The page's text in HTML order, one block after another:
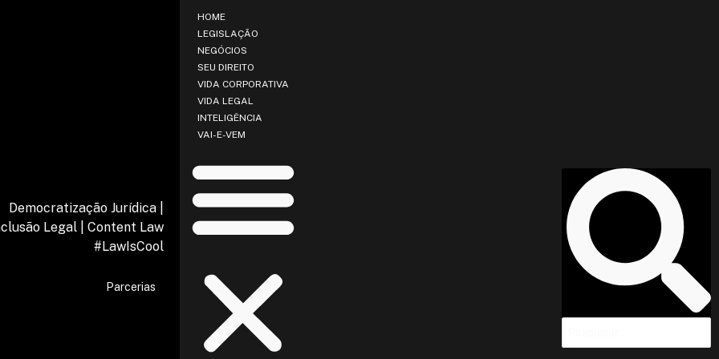
Democratização Jurídica |
Legal | Content Law
#LawIsCool
Parcerias
HOME
LEGISLAÇÃO
NEGÓCIOS
SEU DIREITO
VIDA CORPORATIVA
VIDA LEGAL
INTELIGÊNCIA
VAI-E-VEM